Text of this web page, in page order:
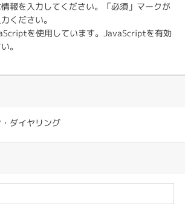
報を入力してください。「必須」マークが
ください。
を使用しています。JavaScriptを有効
。
ダイヤリング